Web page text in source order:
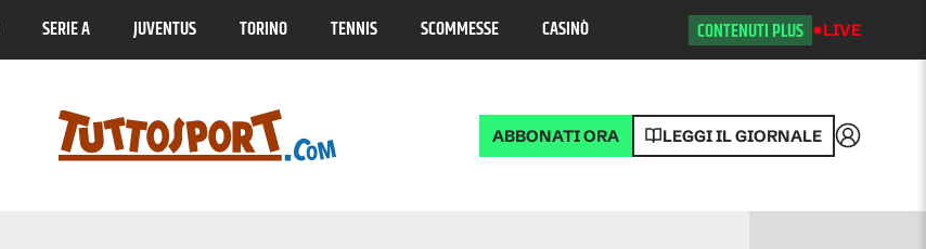
SERIE A JUVENTUS TORINO TENNIS SCOMMESSE CASINÒ CONTENUTI PLUS LIVE
ABBONATI ORA LEGGI IL GIORNALE Accedi